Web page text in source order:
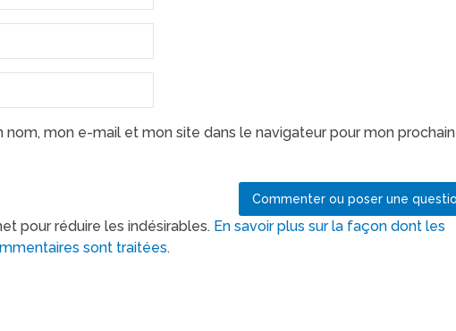
nom, mon e-mail et mon site dans le navigateur pour mon prochain
pour réduire les indésirables. En savoir plus sur la façon dont les
sont traitées.